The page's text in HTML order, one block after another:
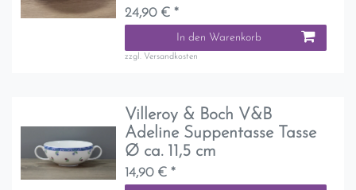
24,90 € *
In den Warenkorb
zzgl. Versandkosten
Villeroy & Boch V&B
Adeline Suppentasse Tasse
Ø ca. 11,5 cm
14,90 € *